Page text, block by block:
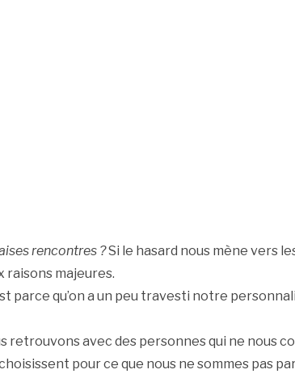
rencontres ?Si le hasard nous mène vers
raisons majeures.
parce qu’on a un peu travesti notre
retrouvons avec des personnes qui ne nous
pour ce que nous ne sommes pas